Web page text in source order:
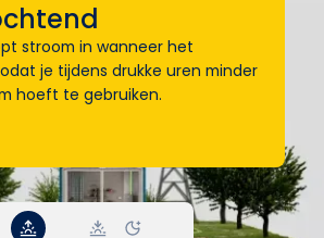
stroom in wanneer het
je tijdens drukke uren minder
hoeft te gebruiken.